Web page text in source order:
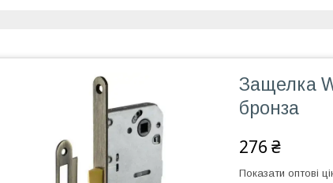
Защелка
бронза
276 ₴
Показати оптові